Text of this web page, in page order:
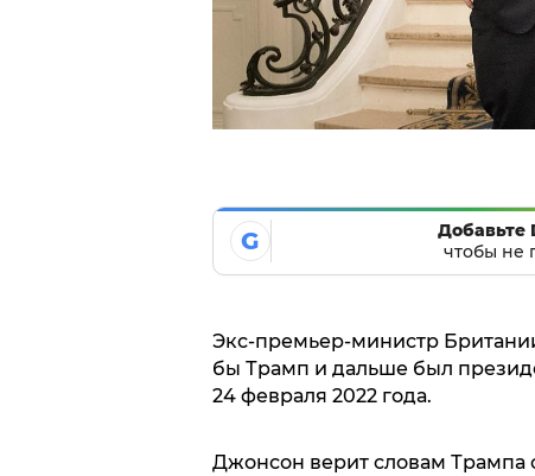
G
Добавьте
чтобы не
Экс-премьер-министр
бы Трамп и дальше был
24 февраля 2022 года.
Джонсон верит словам Трампа